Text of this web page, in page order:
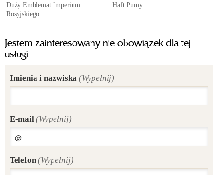
Duży Emblemat Imperium
Rosyjskiego
Haft Pumy
Jestem zainteresowany nie obowiązek dla tej
usługi
Imienia i nazwiska (Wypełnij)
E-mail (Wypełnij)
Telefon (Wypełnij)